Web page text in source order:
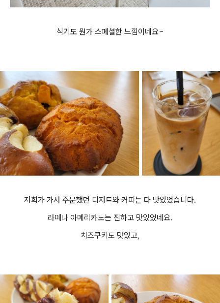
식기도 뭔가 스페셜한 느낌이네요~
저희가 가서 주문했던 디저트와 커피는 다 맛있었습니다.
라떼나 아메리카노는 진하고 맛있었네요.
치즈쿠키도 맛있고,